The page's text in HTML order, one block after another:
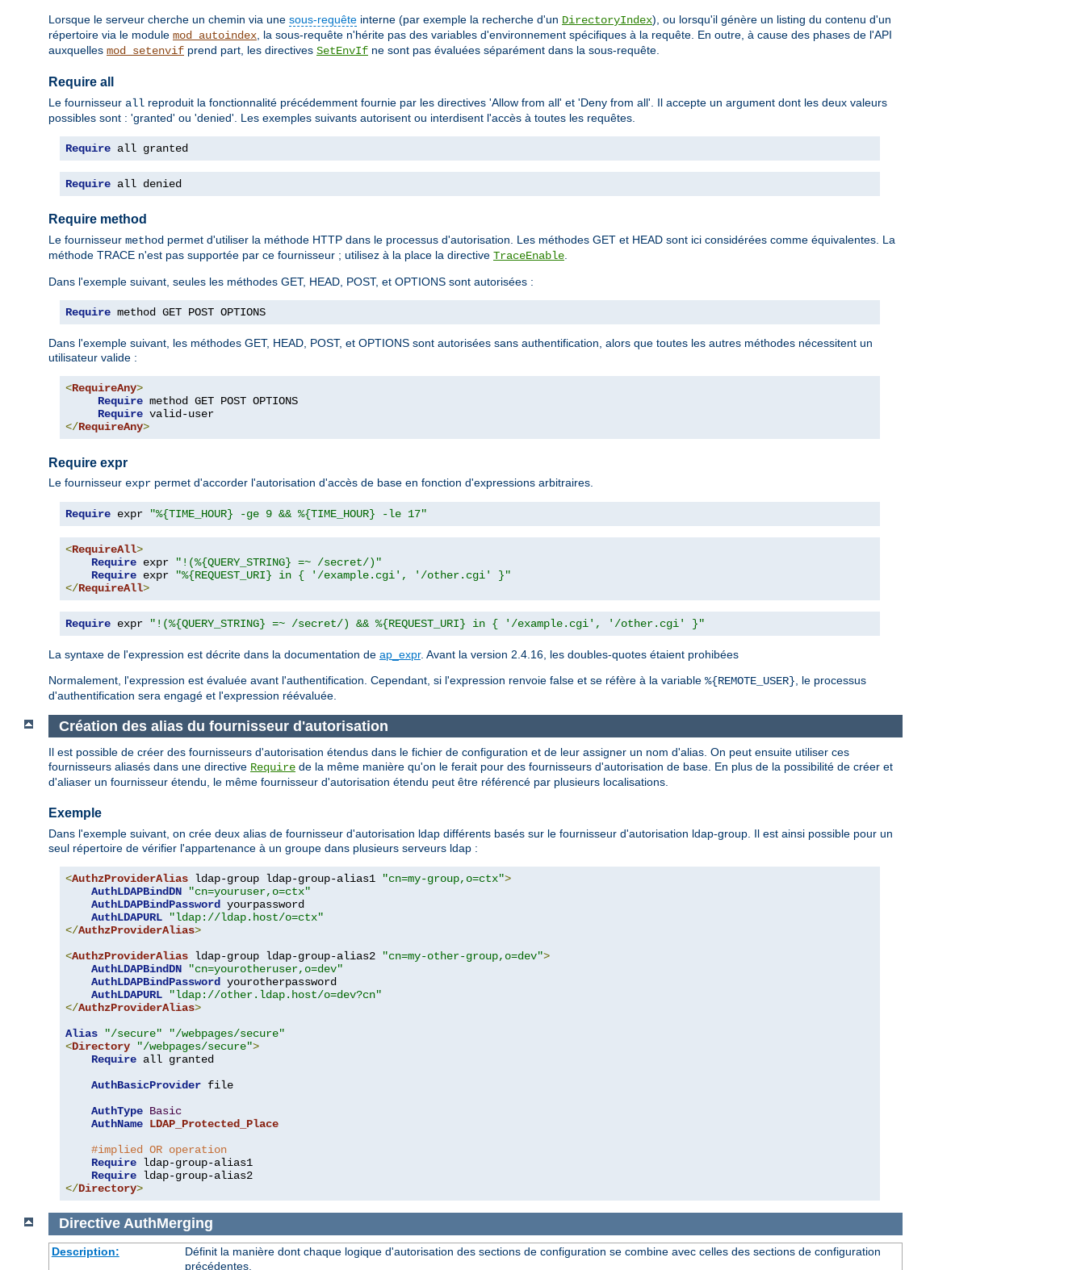
Lorsque le serveur cherche un chemin via une sous-requête interne (par exemple la recherche d'un DirectoryIndex), ou lorsqu'il génère un listing du contenu d'un
répertoire via le module mod_autoindex, la sous-requête n'hérite pas des variables d'environnement spécifiques à la requête. En outre, à cause des phases de l'API
auxquelles mod_setenvif prend part, les directives SetEnvIf ne sont pas évaluées séparément dans la sous-requête.
Require all
Le fournisseur all reproduit la fonctionnalité précédemment fournie par les directives 'Allow from all' et 'Deny from all'. Il accepte un argument dont les deux valeurs
possibles sont : 'granted' ou 'denied'. Les exemples suivants autorisent ou interdisent l'accès à toutes les requêtes.
Require all granted
Require all denied
Require method
Le fournisseur method permet d'utiliser la méthode HTTP dans le processus d'autorisation. Les méthodes GET et HEAD sont ici considérées comme équivalentes. La
méthode TRACE n'est pas supportée par ce fournisseur ; utilisez à la place la directive TraceEnable
Dans l'exemple suivant, seules les méthodes GET, HEAD, POST, et OPTIONS sont autorisées :
Require method GET POST OPTIONS
Dans l'exemple suivant, les méthodes GET, HEAD, POST, et OPTIONS sont autorisées sans authentification, alors que toutes les autres méthodes nécessitent un
utilisateur valide :
<RequireAny>
Require method GET POST OPTIONS
Require
</RequireAny>
Require expr
Le fournisseur expr permet d'accorder l'autorisation d'accès de base en fonction d'expressions arbitraires.
Require expr "%{TIME_HOUR} -ge 9 && %{TIME_HOUR} -le 17"
<RequireAll>
Require expr
"!(%{QUERY_STRING} =~ /secret/)"
Require expr
"%{REQUEST_URI} in { '/example.cgi', '/other.cgi' }"
</RequireAll>
Require expr "!(%{QUERY_STRING} =~ /secret/) && %{REQUEST_URI} in { '/example.cgi', '/other.cgi' }"
La syntaxe de l'expression est décrite dans la documentation de ap_expr. Avant la version 2.4.16, les doubles-quotes étaient prohibées
Normalement, l'expression est évaluée avant l'authentification. Cependant, si l'expression renvoie false et se réfère à la variable %{REMOTE_USER} , le processus
d'authentification sera engagé et l'expression réévaluée.
Création des alias du fournisseur d'autorisation
Il est possible de créer des fournisseurs d'autorisation étendus dans le fichier de configuration et de leur assigner un nom d'alias. On peut ensuite utiliser ces
fournisseurs aliasés dans une directive Require de la même manière qu'on le ferait pour des fournisseurs d'autorisation de base. En plus de la possibilité de créer et
d'aliaser un fournisseur étendu, le même fournisseur d'autorisation étendu peut être référencé par plusieurs localisations.
Exemple
Dans l'exemple suivant, on crée deux alias de fournisseur d'autorisation ldap différents basés sur le fournisseur d'autorisation ldap-group. Il est ainsi possible pour un
seul répertoire de vérifier l'appartenance à un groupe dans plusieurs serveurs ldap :
<AuthzProviderAlias ldap-group ldap-group-alias1 "cn=my-group,o=ctx">
AuthLDAPBindDN
"cn=youruser,o=ctx"
AuthLDAPBindPassword yourpassword
AuthLDAPURL
"ldap://ldap.host/o=ctx"
</AuthzProviderAlias>
<AuthzProviderAlias ldap-group ldap-group-alias2 "cn=my-other-group,o=dev">
AuthLDAPBindDN
"cn=yourotheruser,o=dev"
AuthLDAPBindPassword yourotherpassword
AuthLDAPURL
"ldap://other.ldap.host/o=dev?cn"
</AuthzProviderAlias>
Alias
"/secure"
"/webpages/secure"
<Directory "/webpages/secure">
Require all granted
AuthBasicProvider file
AuthType Basic
AuthName LDAP_Protected_Place
#implied OR operation
Require ldap-group-alias1
Require
</Directory>
Directive AuthMerging
Description:
Définit la manière dont chaque logique d'autorisation des sections de configuration se combine avec celles des sections de configuration
précédentes.